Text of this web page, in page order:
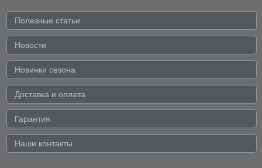
Полезные статьи
Новости
Новинки сезона
Доставка и оплата
Гарантия
Наши контакты